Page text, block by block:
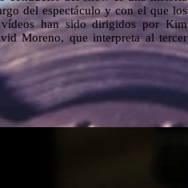
del espectáculo y con el que los
vídeos han sido dirigidos por Kim
Moreno, que interpreta al tercer